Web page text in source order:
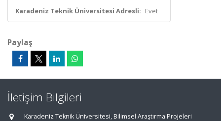
Karadeniz Teknik Üniversitesi Adresli: Evet
Paylaş
İletişim Bilgileri
Karadeniz Teknik Üniversitesi, Bilimsel Araştırma Projeleri